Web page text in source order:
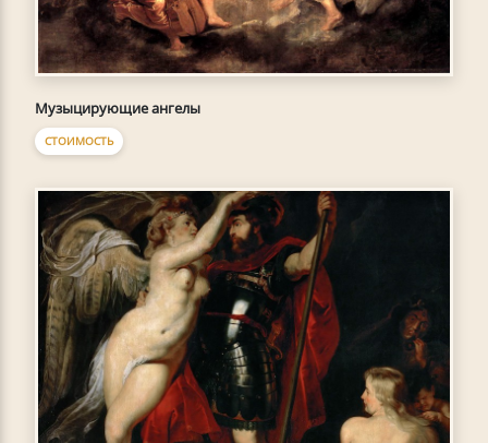
Музыцирующие ангелы
СТОИМОСТЬ